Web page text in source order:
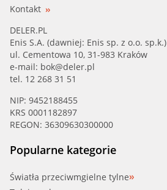
Kontakt
DELER.PL
Enis S.A. (dawniej: Enis sp. z o.o. sp.k.)
ul. Cementowa 10, 31-983 Kraków
e-mail: bok@deler.pl
tel. 12 268 31 51
NIP: 9452188455
KRS 0001182897
REGON: 36309630300000
Popularne kategorie
Światła przeciwmgielne tylne